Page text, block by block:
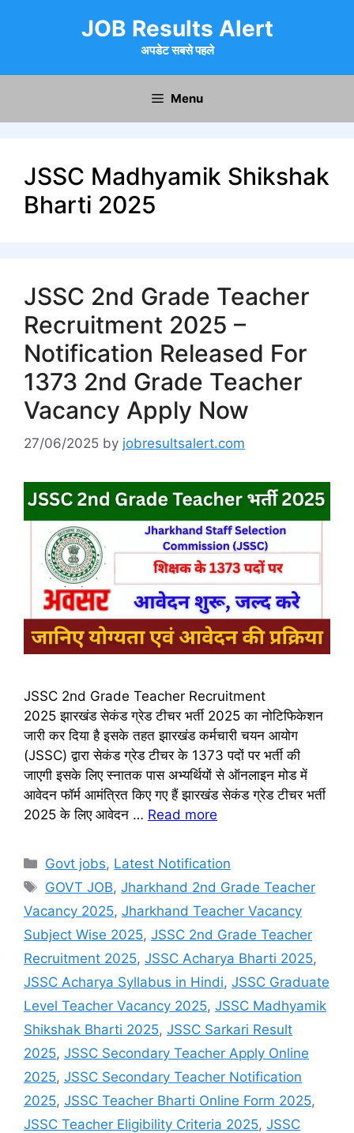
JOB Results Alert
अपडेट सबसे पहले
Menu
JSSC Madhyamik Shikshak
Bharti 2025
JSSC 2nd Grade Teacher
Recruitment 2025 –
Notification Released For
1373 2nd Grade Teacher
Vacancy Apply Now
27/06/2025 by jobresultsalert.com
JSSC 2nd Grade Teacher Recruitment
2025 झारखंड सेकंड ग्रेड टीचर भर्ती 2025 का नोटिफिकेशन
जारी कर दिया है इसके तहत झारखंड कर्मचारी चयन आयोग
(JSSC) द्वारा सेकंड ग्रेड टीचर के 1373 पदों पर भर्ती की
जाएगी इसके लिए स्नातक पास अभ्यर्थियों से ऑनलाइन मोड में
आवेदन फॉर्म आमंत्रित किए गए हैं झारखंड सेकंड ग्रेड टीचर भर्ती
2025 के लिए आवेदन … Read more
Categories
Govt jobs, Latest Notification
Tags
GOVT JOB,Jharkhand 2nd Grade Teacher
Vacancy 2025, Jharkhand Teacher Vacancy
Subject Wise 2025, JSSC 2nd Grade Teacher
Recruitment 2025, JSSC Acharya Bharti 2025,
JSSC Acharya Syllabus in Hindi, JSSC Graduate
Level Teacher Vacancy 2025, JSSC Madhyamik
Shikshak Bharti 2025, JSSC Sarkari Result
2025, JSSC Secondary Teacher Apply Online
2025, JSSC Secondary Teacher Notification
2025, JSSC Teacher Bharti Online Form 2025,
JSSC Teacher Eligibility Criteria 2025, JSSC